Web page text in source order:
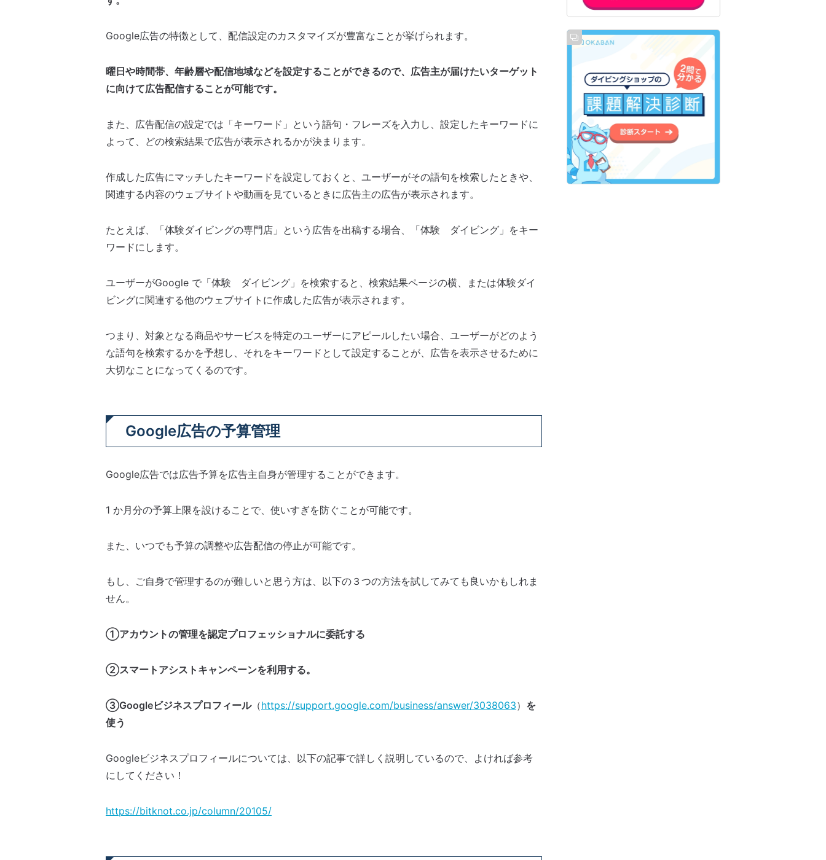
Google広告の特徴として、配信設定のカスタマイズが豊富なことが挙げられます。
曜日や時間帯、年齢層や配信地域などを設定することができるので、広告主が届けたいターゲット
に向けて広告配信することが可能です。
また、広告配信の設定では「キーワード」という語句・フレーズを入力し、設定したキーワードに
よって、どの検索結果で広告が表示されるかが決まります。
作成した広告にマッチしたキーワードを設定しておくと、ユーザーがその語句を検索したときや、
関連する内容のウェブサイトや動画を見ているときに広告主の広告が表示されます。
たとえば、「体験ダイビングの専門店」という広告を出稿する場合、「体験 ダイビング」をキー
ワードにします。
ユーザーがGoogle で「体験 ダイビング」を検索すると、検索結果ページの横、または体験ダイ
ビングに関連する他のウェブサイトに作成した広告が表示されます。
つまり、対象となる商品やサービスを特定のユーザーにアピールしたい場合、ユーザーがどのよう
な語句を検索するかを予想し、それをキーワードとして設定することが、広告を表示させるために
大切なことになってくるのです。
Google広告の予算管理
Google広告では広告予算を広告主自身が管理することができます。
1 か月分の予算上限を設けることで、使いすぎを防ぐことが可能です。
また、いつでも予算の調整や広告配信の停止が可能です。
もし、ご自身で管理するのが難しいと思う方は、以下の３つの方法を試してみても良いかもしれま
せん。
①アカウントの管理を認定プロフェッショナルに委託する
②スマートアシストキャンペーンを利用する。
③Googleビジネスプロフィール（https://support.google.com/business/answer/3038063） を
使う
Googleビジネスプロフィールについては、以下の記事で詳しく説明しているので、よければ参考
にしてください！
https://bitknot.co.jp/column/20105/